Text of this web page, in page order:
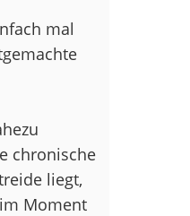
mal
chronische
liegt,
Moment